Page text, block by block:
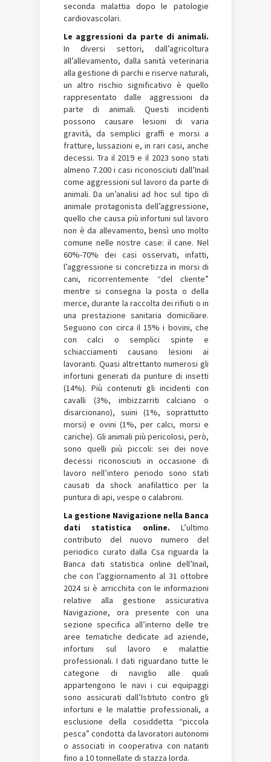
seconda malattia dopo le patologie
cardiovascolari.
Le aggressioni da parte di animali.
In diversi settori, dall’agricoltura
all’allevamento, dalla sanità veterinaria
alla gestione di parchi e riserve naturali,
un altro rischio significativo è quello
rappresentato dalle aggressioni da
parte di animali. Questi incidenti
possono causare lesioni di varia
gravità, da semplici graffi e morsi a
fratture, lussazioni e, in rari casi, anche
decessi. Tra il 2019 e il 2023 sono stati
almeno 7.200 i casi riconosciuti dall’Inail
come aggressioni sul lavoro da parte di
animali. Da un’analisi ad hoc sul tipo di
animale protagonista dell’aggressione,
quello che causa più infortuni sul lavoro
non è da allevamento, bensì uno molto
comune nelle nostre case: il cane. Nel
60%-70% dei casi osservati, infatti,
l’aggressione si concretizza in morsi di
cani, ricorrentemente “del cliente”
mentre si consegna la posta o della
merce, durante la raccolta dei rifiuti o in
una prestazione sanitaria domiciliare.
Seguono con circa il 15% i bovini, che
con calci o semplici spinte e
schiacciamenti causano lesioni ai
lavoranti. Quasi altrettanto numerosi gli
infortuni generati da punture di insetti
(14%). Più contenuti gli incidenti con
cavalli (3%, imbizzarriti calciano o
disarcionano), suini (1%, soprattutto
morsi) e ovini (1%, per calci, morsi e
cariche). Gli animali più pericolosi, però,
sono quelli più piccoli: sei dei nove
decessi riconosciuti in occasione di
lavoro nell’intero periodo sono stati
causati da shock anafilattico per la
puntura di api, vespe o calabroni.
La gestione Navigazione nella Banca
dati statistica online. L’ultimo
contributo del nuovo numero del
periodico curato dalla Csa riguarda la
Banca dati statistica online dell’Inail,
che con l’aggiornamento al 31 ottobre
2024 si è arricchita con le informazioni
relative alla gestione assicurativa
Navigazione, ora presente con una
sezione specifica all’interno delle tre
aree tematiche dedicate ad aziende,
infortuni sul lavoro e malattie
professionali. I dati riguardano tutte le
categorie di naviglio alle quali
appartengono le navi i cui equipaggi
sono assicurati dall’Istituto contro gli
infortuni e le malattie professionali, a
esclusione della cosiddetta “piccola
pesca” condotta da lavoratori autonomi
o associati in cooperativa con natanti
fino a 10 tonnellate di stazza lorda.